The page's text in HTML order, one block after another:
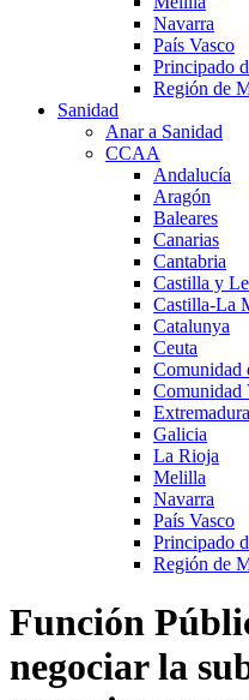
Navarra
País Vasco
Principado
Región de
Sanidad
Anar a Sanidad
CCAA
Andalucía
Aragón
Baleares
Canarias
Cantabria
Castilla y
Castilla-La
Catalunya
Ceuta
Comunidad
Comunidad
Extremadura
Galicia
La Rioja
Melilla
Navarra
País Vasco
Principado
Región de
Función
negociar la